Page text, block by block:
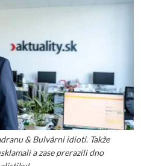
& Bulvárni idioti. Takže
a zase prerazili dno